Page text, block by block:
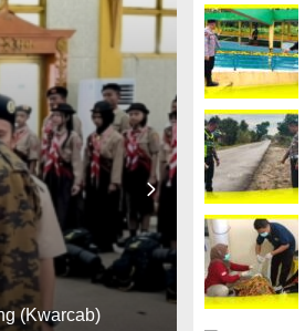
(Kwarcab)
Rabu, 5
Sambas